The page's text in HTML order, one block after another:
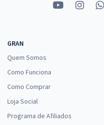
GRAN
Quem Somos
Como Funciona
Como Comprar
Loja Social
Programa de Afiliados